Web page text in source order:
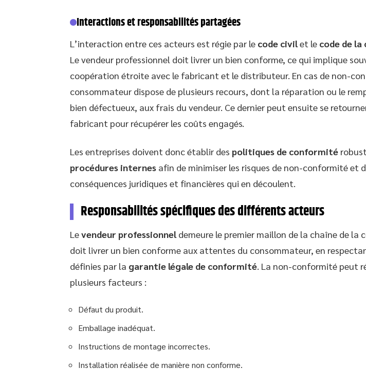
Interactions et responsabilités partagées
L’interaction entre ces acteurs est régie par le code civil et le code de
Le vendeur professionnel doit livrer un bien conforme, ce qui implique
coopération étroite avec le fabricant et le distributeur. En cas de non-
consommateur dispose de plusieurs recours, dont la réparation ou le
bien défectueux, aux frais du vendeur. Ce dernier peut ensuite se
fabricant pour récupérer les coûts engagés.
Les entreprises doivent donc établir des politiques de conformité
procédures internes afin de minimiser les risques de non-conformité et
conséquences juridiques et financières qui en découlent.
Responsabilités spécifiques des différents acteurs
Levendeur professionnel demeure le premier maillon de la chaîne de la
doit livrer un bien conforme aux attentes du consommateur, en
définies par la garantie légale de conformité . La non-conformité peut
plusieurs facteurs :
Défaut du produit.
Emballage inadéquat.
Instructions de montage incorrectes.
Installation réalisée de manière non conforme.